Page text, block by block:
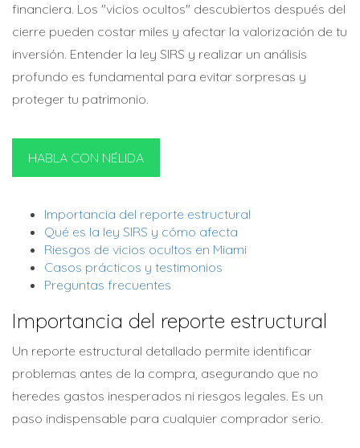
financiera. Los "vicios ocultos" descubiertos después del
cierre pueden costar miles y afectar la valorización de tu
inversión. Entender la ley SIRS y realizar un análisis
profundo es fundamental para evitar sorpresas y
proteger tu patrimonio.
HABLA CON NÉLIDA
Importancia del reporte estructural
Qué es la ley SIRS y cómo afecta
Riesgos de vicios ocultos en Miami
Casos prácticos y testimonios
Preguntas frecuentes
Importancia del reporte estructural
Un reporte estructural detallado permite identificar
problemas antes de la compra, asegurando que no
heredes gastos inesperados ni riesgos legales. Es un
paso indispensable para cualquier comprador serio.